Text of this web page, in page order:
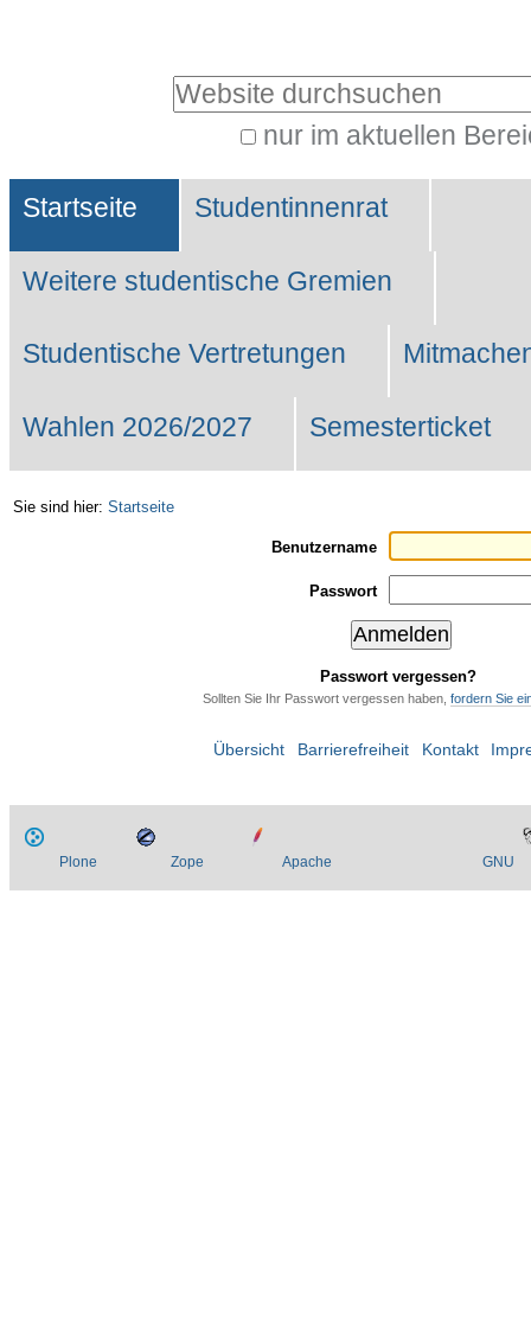
Website durchsuchen
nur im aktuellen
Suche…
Sektionen
Startseite Studentinnenrat
Weitere studentische Gremien
Studentische Vertretungen
Wahlen 2026/2027 Semesterticket
Sie sind hier: Startseite
Benutzername
Passwort
Passwort vergessen?
Sollten Sie Ihr Passwort vergessen haben, fordern Sie
Übersicht Barrierefreiheit Kontakt
Plone Zope Apache GNU